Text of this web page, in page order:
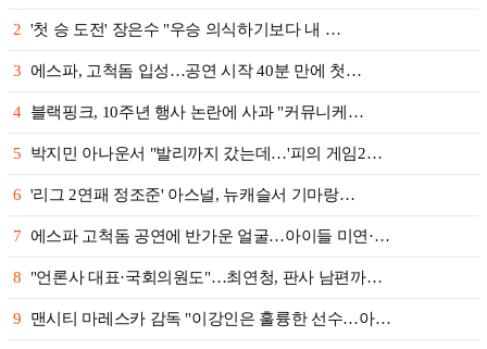
2 '첫 승 도전' 장은수 "우승 의식하기보다 내 …
3 에스파, 고척돔 입성…공연 시작 40분 만에 첫…
4 블랙핑크, 10주년 행사 논란에 사과 "커뮤니케…
5 박지민 아나운서 "발리까지 갔는데…'피의 게임2…
6 '리그 2연패 정조준' 아스널, 뉴캐슬서 기마랑…
7 에스파 고척돔 공연에 반가운 얼굴…아이들 미연·…
8 "언론사 대표·국회의원도"…최연청, 판사 남편까…
9 맨시티 마레스카 감독 "이강인은 훌륭한 선수…아…